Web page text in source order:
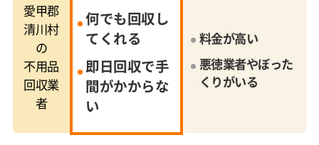
愛甲郡
清川村
の
不用品
回収業
者
何でも回収し
てくれる
即日回収で手
間がかからな
い
料金が高い
悪徳業者やぼった
くりがいる